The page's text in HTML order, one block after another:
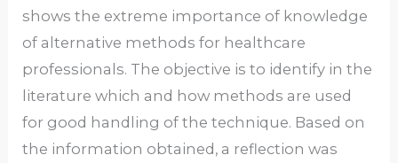
shows the extreme importance of knowledge
of alternative methods for healthcare
professionals. The objective is to identify in the
literature which and how methods are used
for good handling of the technique. Based on
the information obtained, a reflection was